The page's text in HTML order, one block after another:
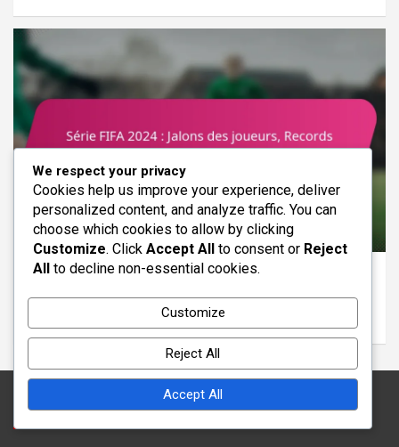
CLASSEMENTS DES JOUEURS FIFA SÉRIE 2024
Série FIFA 2024 : Jalons des joueurs, Records
battus, Comparaisons historiques
Clara Hastings
Mentions légales
We respect your privacy
Cookies help us improve your experience, deliver
personalized content, and analyze traffic. You can
choose which cookies to allow by clicking
Customize. Click Accept All to consent or Reject
All to decline non-essential cookies.
Customize
Reject All
Accept All